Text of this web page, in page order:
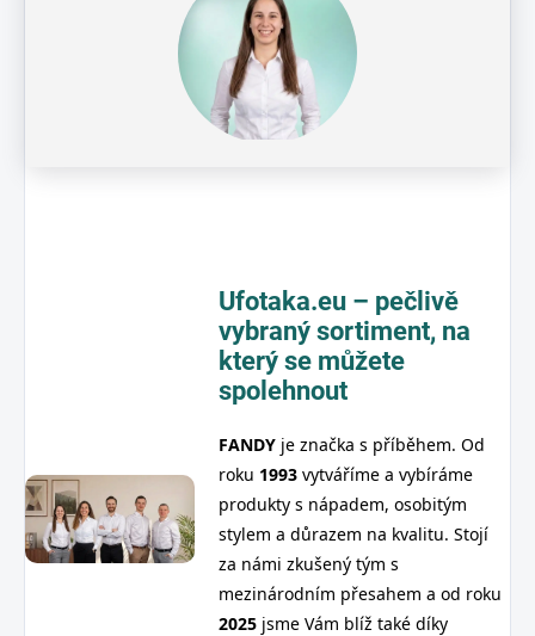
Ufotaka.eu – pečlivě
vybraný sortiment, na
který se můžete
spolehnout
FANDY je značka s příběhem. Od
roku 1993 vytváříme a vybíráme
produkty s nápadem, osobitým
stylem a důrazem na kvalitu. Stojí
za námi zkušený tým s
mezinárodním přesahem a od roku
2025 jsme Vám blíž také díky